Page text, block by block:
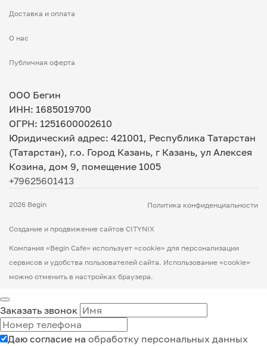
Доставка и оплата
О нас
Публичная оферта
ООО Бегин
ИНН: 1685019700
ОГРН: 1251600002610
Юридический адрес: 421001, Республика Татарстан
(Татарстан), г.о. Город Казань, г Казань, ул Алексея
Козина, дом 9, помещение 1005
+79625601413
2026 Begin Политика конфиденциальности
Создание и продвижение сайтов CITYNIX
Компания «Begin Cafe» использует «cookie» для персонализации
сервисов и удобства пользователей сайта. Использование «сookie»
можно отменить в настройках браузера.
Заказать звонок
Даю согласие на обработку персональных данных